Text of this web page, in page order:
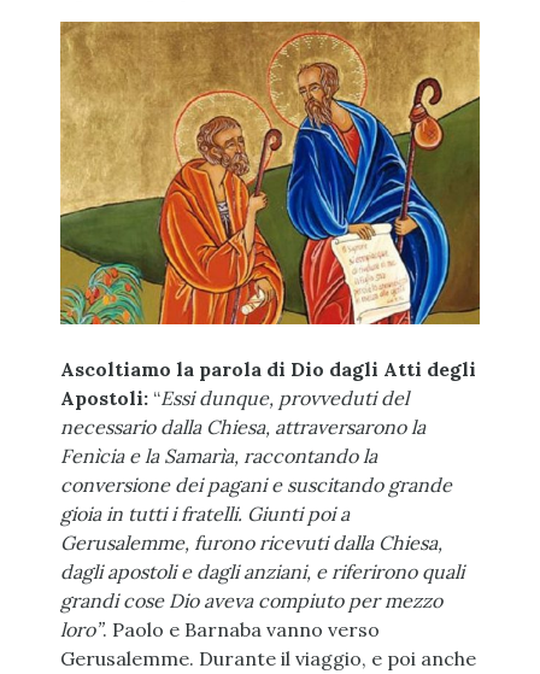
Ascoltiamo la parola di Dio dagli Atti degli
Apostoli:“Essi dunque, provveduti del
necessario dalla Chiesa, attraversarono la
Fenìcia e la Samarìa, raccontando la
conversione dei pagani e suscitando grande
gioia in tutti i fratelli. Giunti poi a
Gerusalemme, furono ricevuti dalla Chiesa,
dagli apostoli e dagli anziani, e riferirono quali
grandi cose Dio aveva compiuto per mezzo
loro”. Paolo e Barnaba vanno verso
Gerusalemme. Durante il viaggio, e poi anche